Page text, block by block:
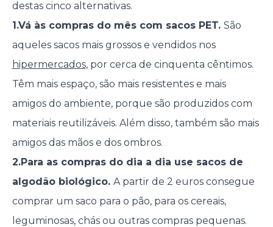
destas cinco alternativas.
1.Vá às compras do mês com sacos PET. São
aqueles sacos mais grossos e vendidos nos
hipermercados, por cerca de cinquenta cêntimos.
Têm mais espaço, são mais resistentes e mais
amigos do ambiente, porque são produzidos com
materiais reutilizáveis. Além disso, também são mais
amigos das mãos e dos ombros.
2.Para as compras do dia a dia use sacos de
algodão biológico. A partir de 2 euros consegue
comprar um saco para o pão, para os cereais,
leguminosas, chás ou outras compras pequenas.